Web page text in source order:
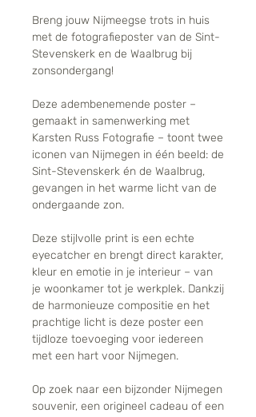
Breng jouw Nijmeegse trots in huis
met de fotografieposter van de Sint-
Stevenskerk en de Waalbrug bij
zonsondergang!
Deze adembenemende poster –
gemaakt in samenwerking met
Karsten Russ Fotografie – toont twee
iconen van Nijmegen in één beeld: de
Sint-Stevenskerk én de Waalbrug,
gevangen in het warme licht van de
ondergaande zon.
Deze stijlvolle print is een echte
eyecatcher en brengt direct karakter,
kleur en emotie in je interieur – van
je woonkamer tot je werkplek. Dankzij
de harmonieuze compositie en het
prachtige licht is deze poster een
tijdloze toevoeging voor iedereen
met een hart voor Nijmegen.
Op zoek naar een bijzonder Nijmegen
souvenir, een origineel cadeau of een